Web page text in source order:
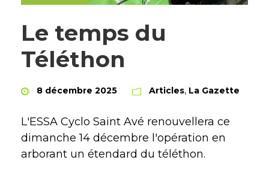
Le temps du
Téléthon
8 décembre 2025 Articles, La Gazette
L'ESSA Cyclo Saint Avé renouvellera ce
dimanche 14 décembre l'opération en
arborant un étendard du téléthon.